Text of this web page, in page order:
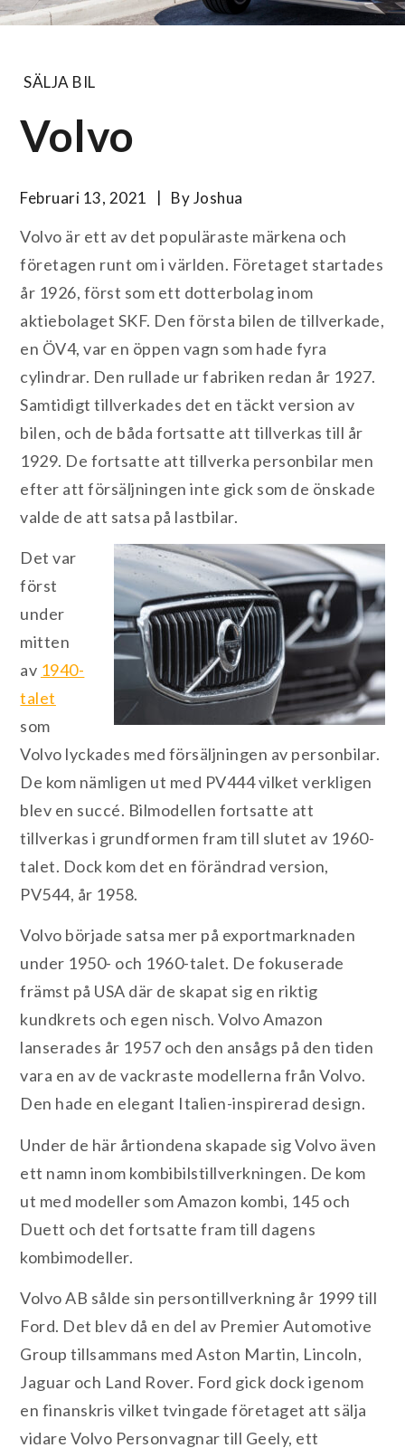
SÄLJA BIL
Volvo
Februari 13, 2021 ByJoshua
Volvo är ett av det populäraste märkena och
företagen runt om i världen. Företaget startades
år 1926, först som ett dotterbolag inom
aktiebolaget SKF. Den första bilen de tillverkade,
en ÖV4, var en öppen vagn som hade fyra
cylindrar. Den rullade ur fabriken redan år 1927.
Samtidigt tillverkades det en täckt version av
bilen, och de båda fortsatte att tillverkas till år
1929. De fortsatte att tillverka personbilar men
efter att försäljningen inte gick som de önskade
valde de att satsa på lastbilar.
Det var
först
under
mitten
av 1940-
talet
som
Volvo lyckades med försäljningen av personbilar.
De kom nämligen ut med PV444 vilket verkligen
blev en succé. Bilmodellen fortsatte att
tillverkas i grundformen fram till slutet av 1960-
talet. Dock kom det en förändrad version,
PV544, år 1958.
Volvo började satsa mer på exportmarknaden
under 1950- och 1960-talet. De fokuserade
främst på USA där de skapat sig en riktig
kundkrets och egen nisch. Volvo Amazon
lanserades år 1957 och den ansågs på den tiden
vara en av de vackraste modellerna från Volvo.
Den hade en elegant Italien-inspirerad design.
Under de här årtiondena skapade sig Volvo även
ett namn inom kombibilstillverkningen. De kom
ut med modeller som Amazon kombi, 145 och
Duett och det fortsatte fram till dagens
kombimodeller.
Volvo AB sålde sin persontillverkning år 1999 till
Ford. Det blev då en del av Premier Automotive
Group tillsammans med Aston Martin, Lincoln,
Jaguar och Land Rover. Ford gick dock igenom
en finanskris vilket tvingade företaget att sälja
vidare Volvo Personvagnar till Geely, ett